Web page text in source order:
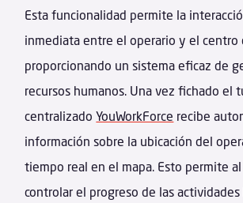
Esta funcionalidad permite la
inmediata entre el operario y el centro
proporcionando un sistema eficaz de
recursos humanos. Una vez fichado el
centralizadoYouWorkForce recibe
información sobre la ubicación del
tiempo real en el mapa. Esto permite
controlar el progreso de las actividades